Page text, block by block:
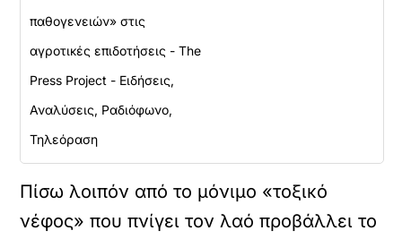
παθογενειών» στις
αγροτικές επιδοτήσεις - The
Press Project - Ειδήσεις,
Αναλύσεις, Ραδιόφωνο,
Τηλεόραση
Πίσω λοιπόν από το μόνιμο «τοξικό
νέφος» που πνίγει τον λαό προβάλλει το